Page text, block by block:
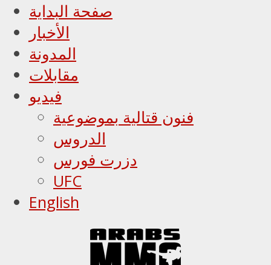
صفحة البداية
الأخبار
المدونة
مقابلات
فيديو
فنون قتالية بموضوعية
الدروس
دزرت فورس
UFC
English